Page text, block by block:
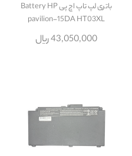
باتری لپ تاپ اچ پی Battery HP
pavilion-15DA HT03XL
43,050,000 ریال